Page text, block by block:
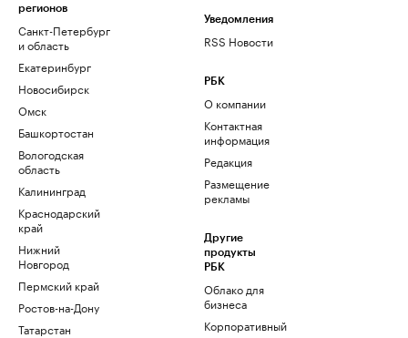
регионов
Санкт-Петербург
и область
Екатеринбург
Новосибирск
Омск
Башкортостан
Вологодская
область
Калининград
Краснодарский
край
Нижний
Новгород
Пермский край
Ростов-на-Дону
Татарстан
Уведомления
RSS Новости
РБК
О компании
Контактная
информация
Редакция
Размещение
рекламы
Другие
продукты
РБК
Облако для
бизнеса
Корпоративный